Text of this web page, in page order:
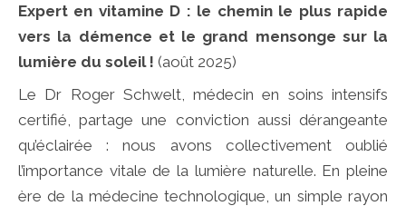
Expert en vitamine D : le chemin le plus rapide
vers la démence et le grand mensonge sur la
lumière du soleil ! (août 2025)
Le Dr Roger Schwelt, médecin en soins intensifs
certifié, partage une conviction aussi dérangeante
qu’éclairée : nous avons collectivement oublié
l’importance vitale de la lumière naturelle. En pleine
ère de la médecine technologique, un simple rayon